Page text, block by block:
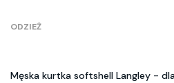
ODZIEŻ
Męska kurtka softshell Langley -